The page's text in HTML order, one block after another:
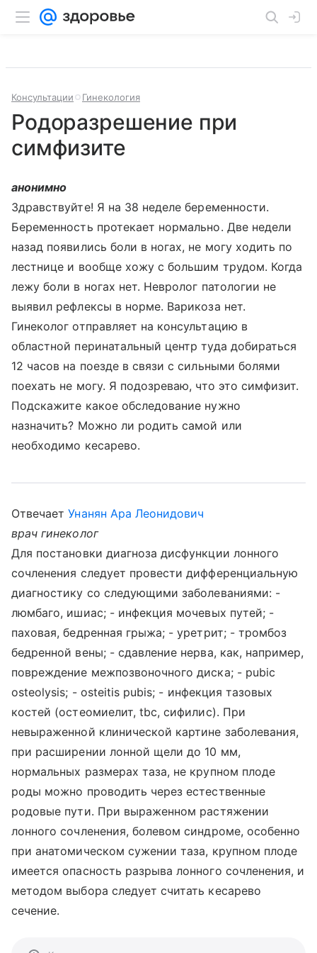
Консультации Гинекология
Родоразрешение при
симфизите
анонимно
Здравствуйте! Я на 38 неделе беременности.
Беременность протекает нормально. Две недели
назад появились боли в ногах, не могу ходить по
лестнице и вообще хожу с большим трудом. Когда
лежу боли в ногах нет. Невролог патологии не
выявил рефлексы в норме. Варикоза нет.
Гинеколог отправляет на консультацию в
областной перинатальный центр туда добираться
12 часов на поезде в связи с сильными болями
поехать не могу. Я подозреваю, что это симфизит.
Подскажите какое обследование нужно
назначить? Можно ли родить самой или
необходимо кесарево.
ОтвечаетУнанян Ара Леонидович
врач гинеколог
Для постановки диагноза дисфункции лонного
сочленения следует провести дифференциальную
диагностику со следующими заболеваниями: -
люмбаго, ишиас; - инфекция мочевых путей; -
паховая, бедренная грыжа; - уретрит; - тромбоз
бедренной вены; - сдавление нерва, как, например,
повреждение межпозвоночного диска; - pubic
osteolysis; - osteitis pubis; - инфекция тазовых
костей (остеомиелит, tbc, сифилис). При
невыраженной клинической картине заболевания,
при расширении лонной щели до 10 мм,
нормальных размерах таза, не крупном плоде
роды можно проводить через естественные
родовые пути. При выраженном растяжении
лонного сочленения, болевом синдроме, особенно
при анатомическом сужении таза, крупном плоде
имеется опасность разрыва лонного сочленения, и
методом выбора следует считать кесарево
сечение.